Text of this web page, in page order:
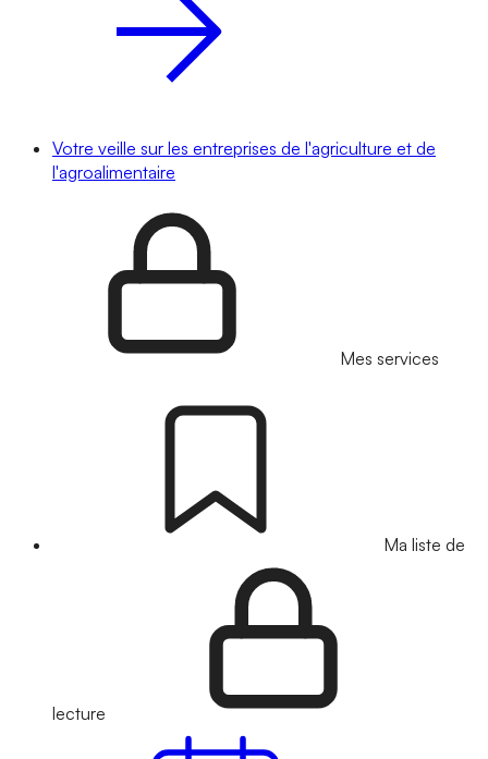
Votre veille sur les entreprises de l'agriculture et de
l'agroalimentaire
Mes services
Ma liste de
lecture